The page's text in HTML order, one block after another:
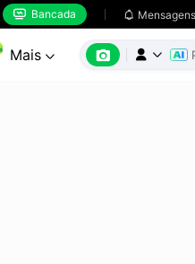
 Bancada  Mensagens
Mais    